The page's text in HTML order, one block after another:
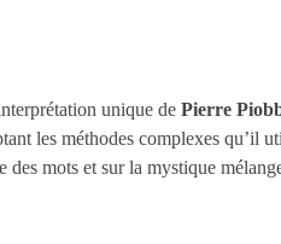
unique dePierre
les méthodes complexes qu’il
mots et sur la mystique